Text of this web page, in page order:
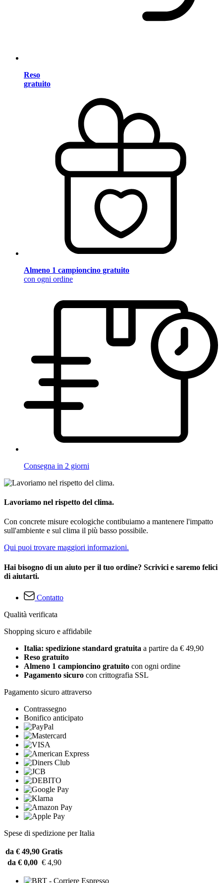
Reso
gratuito
Almeno 1 campioncino gratuito
con ogni ordine
Consegna in 2 giorni
Lavoriamo nel rispetto del clima.
Con concrete misure ecologiche contibuiamo a mantenere l'impatto
sull'ambiente e sul clima il più basso possibile.
Qui puoi trovare maggiori informazioni.
Hai bisogno di un aiuto per il tuo ordine? Scrivici e saremo felici
di aiutarti.
Contatto
Qualità verificata
Shopping sicuro e affidabile
Italia: spedizione standard gratuita a partire da € 49,90
Reso gratuito
Almeno 1 campioncino gratuito con ogni ordine
Pagamento sicuro con crittografia SSL
Pagamento sicuro attraverso
Contrassegno
Bonifico anticipato
Spese di spedizione per Italia
da € 49,90 Gratis
da € 0,00 € 4,90